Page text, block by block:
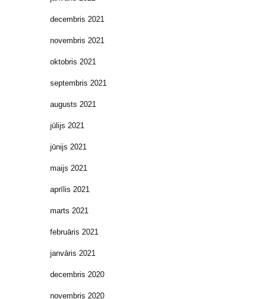
decembris 2021
novembris 2021
oktobris 2021
septembris 2021
augusts 2021
jūlijs 2021
jūnijs 2021
maijs 2021
aprīlis 2021
marts 2021
februāris 2021
janvāris 2021
decembris 2020
novembris 2020